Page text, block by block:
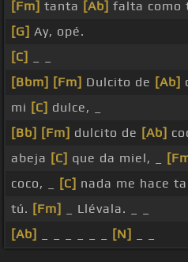
[Fm] tanta [Ab] falta como
[G] Ay, opé.
[C]
[Bbm] [Fm] Dulcito de [Ab]
mi [C] dulce, _
[Bb] [Fm] dulcito de [Ab]
abeja [C] que da miel, _
coco, _
[C] nada me hace
tú. [Fm]
_ Llévala. _ _
[Ab]
[N]